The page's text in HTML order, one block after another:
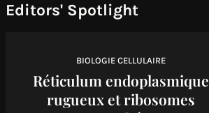
Editors' Spotlight
BIOLOGIE CELLULAIRE
Réticulum endoplasmique
rugueux et ribosomes